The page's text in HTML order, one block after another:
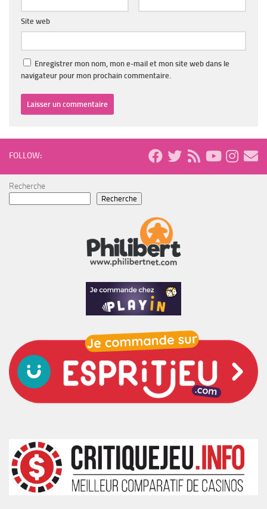
Site web
Enregistrer mon nom, mon e-mail et mon site web dans le
navigateur pour mon prochain commentaire.
FOLLOW:
Recherche
Recherche